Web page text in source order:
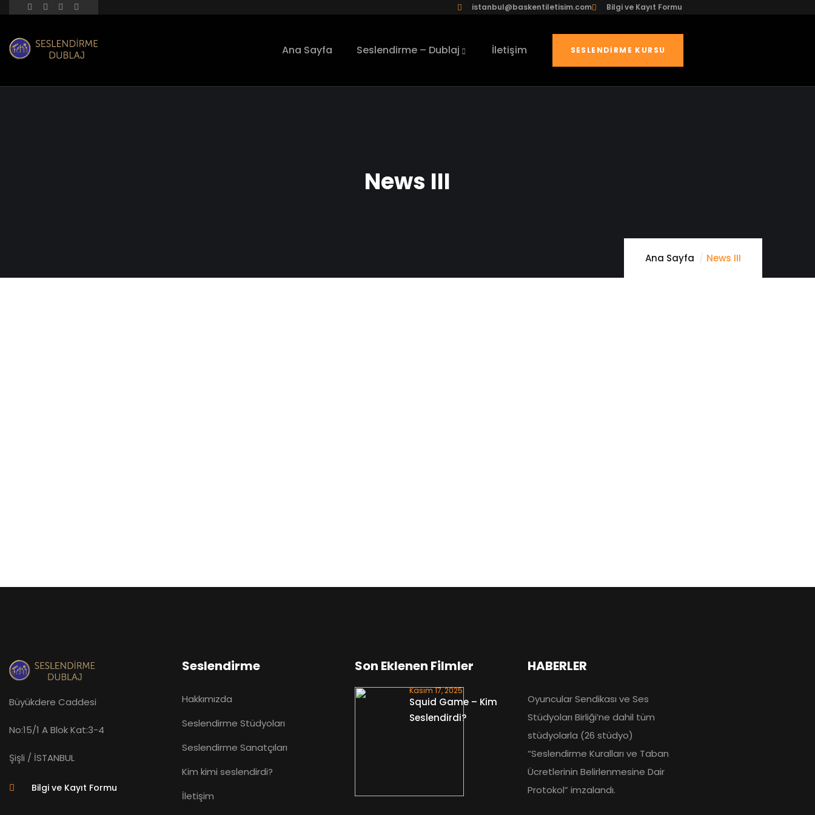
istanbul@baskentiletisim.com Bilgi ve Kayıt Formu
Ana Sayfa Seslendirme – Dublaj İletişim SESLENDIRME KURSU
News III
Ana Sayfa News III
Kasım 17, 2025
Yazan:
Squid Game – Kim Seslendirdi?
Büyükdere Caddesi
No:15/1 A Blok Kat:3-4
Şişli / İSTANBUL
Bilgi ve Kayıt Formu
Seslendirme
Hakkımızda
Seslendirme Stüdyoları
Seslendirme Sanatçıları
Kim kimi seslendirdi?
İletişim
Son Eklenen Filmler
Kasım 17, 2025
Squid Game – Kim
Seslendirdi?
HABERLER
Oyuncular Sendikası ve Ses
Stüdyoları Birliği’ne dahil tüm
stüdyolarla (26 stüdyo)
“Seslendirme Kuralları ve Taban
Ücretlerinin Belirlenmesine Dair
Protokol” imzalandı.